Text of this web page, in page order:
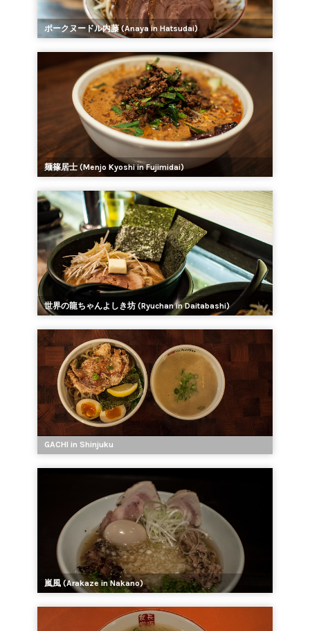
ポークヌードル内藤 (Anaya in Hatsudai)
麺篠居士 (Menjo Kyoshi in Fujimidai)
世界の龍ちゃんよしき坊 (Ryuchan in Daitabashi)
GACHI in Shinjuku
嵐風 (Arakaze in Nakano)